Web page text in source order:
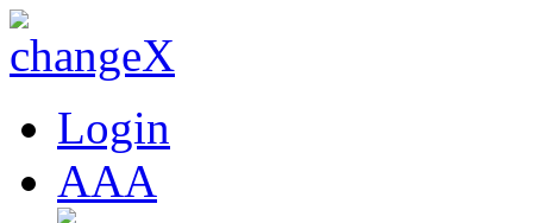
Login
AAA